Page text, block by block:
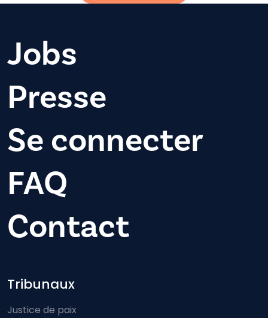
Jobs
Presse
Se connecter
FAQ
Contact
Footer-menu
Tribunaux
Justice de paix